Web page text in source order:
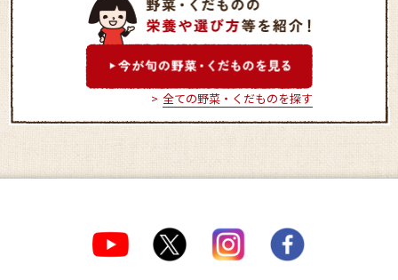
上田市丸子農産物直売加工
センター「あさつゆ」
生産者直売施設
里」
全ての野菜・くだものを探す